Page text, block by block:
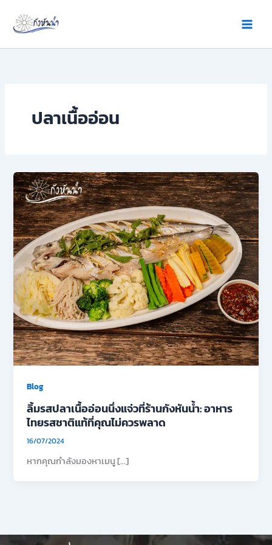
content
ปลาเนื้ออ่อน
Blog
ลิ้มรสปลาเนื้ออ่อนนึ่งแจ่วที่ร้านกังหันน้ำ: อาหาร
ไทยรสชาติแท้ที่คุณไม่ควรพลาด
16/07/2024
หากคุณกำลังมองหาเมนู […]